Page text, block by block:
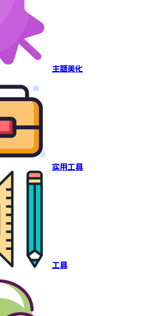
主题美化
实用工具
工具